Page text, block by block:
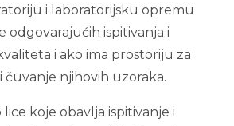
i laboratorijsku opremu
odgovarajućih ispitivanja i
i ako ima prostoriju za
čuvanje njihovih uzoraka.
lice koje obavlja ispitivanje i